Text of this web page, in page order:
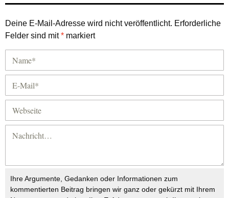
Deine E-Mail-Adresse wird nicht veröffentlicht. Erforderliche
Felder sind mit* markiert
Ihre Argumente, Gedanken oder Informationen zum
kommentierten Beitrag bringen wir ganz oder gekürzt mit Ihrem